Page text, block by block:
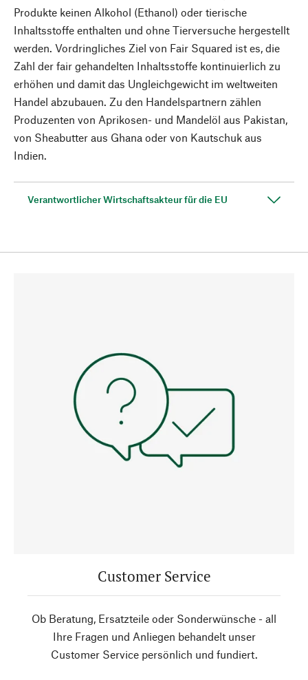
Produkte keinen Alkohol (Ethanol) oder tierische
Inhaltsstoffe enthalten und ohne Tierversuche hergestellt
werden. Vordringliches Ziel von Fair Squared ist es, die
Zahl der fair gehandelten Inhaltsstoffe kontinuierlich zu
erhöhen und damit das Ungleichgewicht im weltweiten
Handel abzubauen. Zu den Handelspartnern zählen
Produzenten von Aprikosen- und Mandelöl aus Pakistan,
von Sheabutter aus Ghana oder von Kautschuk aus
Indien.
Verantwortlicher Wirtschaftsakteur für die EU
Customer Service
Ob Beratung, Ersatzteile oder Sonderwünsche - all
Ihre Fragen und Anliegen behandelt unser
Customer Service persönlich und fundiert.